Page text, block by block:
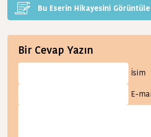
Bu Eserin Hikayesini Görüntüle
Bir Cevap Yazın
İsim
E-